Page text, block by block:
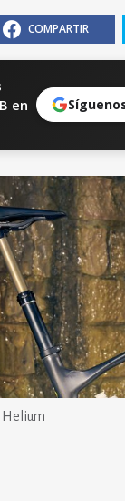
COMPARTIR
en
Helium